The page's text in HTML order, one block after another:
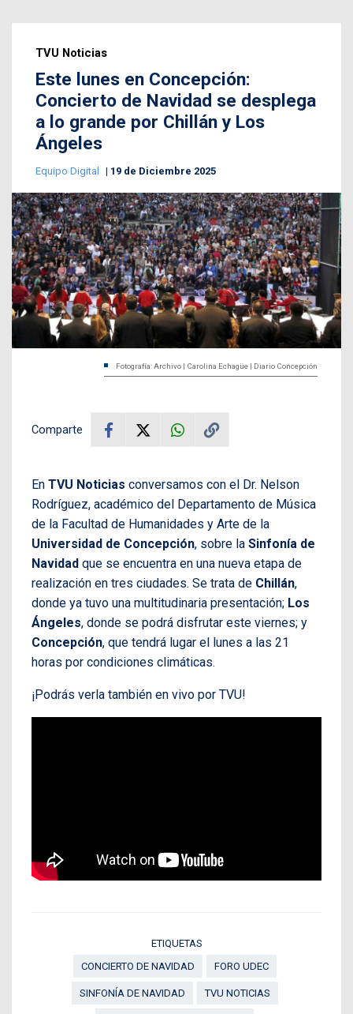
TVU Noticias
Este lunes en Concepción:
Concierto de Navidad se desplega
a lo grande por Chillán y Los
Ángeles
Equipo Digital 19 de Diciembre 2025
Fotografía: Archivo | Carolina Echagüe | Diario Concepción
Comparte
En TVU Noticias conversamos con el Dr. Nelson
Rodríguez, académico del Departamento de Música
de la Facultad de Humanidades y Arte de la
Universidad de Concepción, sobre la Sinfonía de
Navidad que se encuentra en una nueva etapa de
realización en tres ciudades. Se trata de Chillán,
donde ya tuvo una multitudinaria presentación; Los
Ángeles, donde se podrá disfrutar este viernes; y
Concepción, que tendrá lugar el lunes a las 21
horas por condiciones climáticas.
¡Podrás verla también en vivo por TVU!
ETIQUETAS
CONCIERTO DE NAVIDAD
FORO UDEC
SINFONÍA DE NAVIDAD TVU NOTICIAS